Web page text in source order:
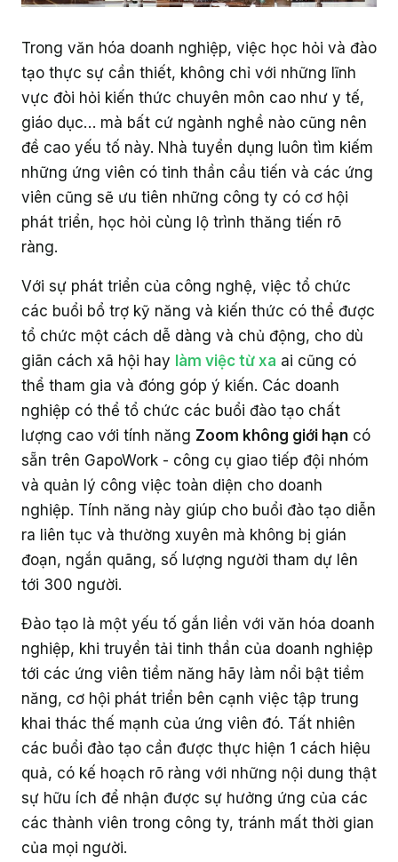
Trong văn hóa doanh nghiệp, việc học hỏi và đào
tạo thực sự cần thiết, không chỉ với những lĩnh
vực đòi hỏi kiến thức chuyên môn cao như y tế,
giáo dục… mà bất cứ ngành nghề nào cũng nên
đề cao yếu tố này. Nhà tuyển dụng luôn tìm kiếm
những ứng viên có tinh thần cầu tiến và các ứng
viên cũng sẽ ưu tiên những công ty có cơ hội
phát triển, học hỏi cùng lộ trình thăng tiến rõ
ràng.
Với sự phát triển của công nghệ, việc tổ chức
các buổi bổ trợ kỹ năng và kiến thức có thể được
tổ chức một cách dễ dàng và chủ động, cho dù
giãn cách xã hội hay làm việc từ xa ai cũng có
thể tham gia và đóng góp ý kiến. Các doanh
nghiệp có thể tổ chức các buổi đào tạo chất
lượng cao với tính năng Zoom không giới hạn có
sẵn trên GapoWork - công cụ giao tiếp đội nhóm
và quản lý công việc toàn diện cho doanh
nghiệp. Tính năng này giúp cho buổi đào tạo diễn
ra liên tục và thường xuyên mà không bị gián
đoạn, ngắn quãng, số lượng người tham dự lên
tới 300 người.
Đào tạo là một yếu tố gắn liền với văn hóa doanh
nghiệp, khi truyền tải tinh thần của doanh nghiệp
tới các ứng viên tiềm năng hãy làm nổi bật tiềm
năng, cơ hội phát triển bên cạnh việc tập trung
khai thác thế mạnh của ứng viên đó. Tất nhiên
các buổi đào tạo cần được thực hiện 1 cách hiệu
quả, có kế hoạch rõ ràng với những nội dung thật
sự hữu ích để nhận được sự hưởng ứng của các
các thành viên trong công ty, tránh mất thời gian
của mọi người.